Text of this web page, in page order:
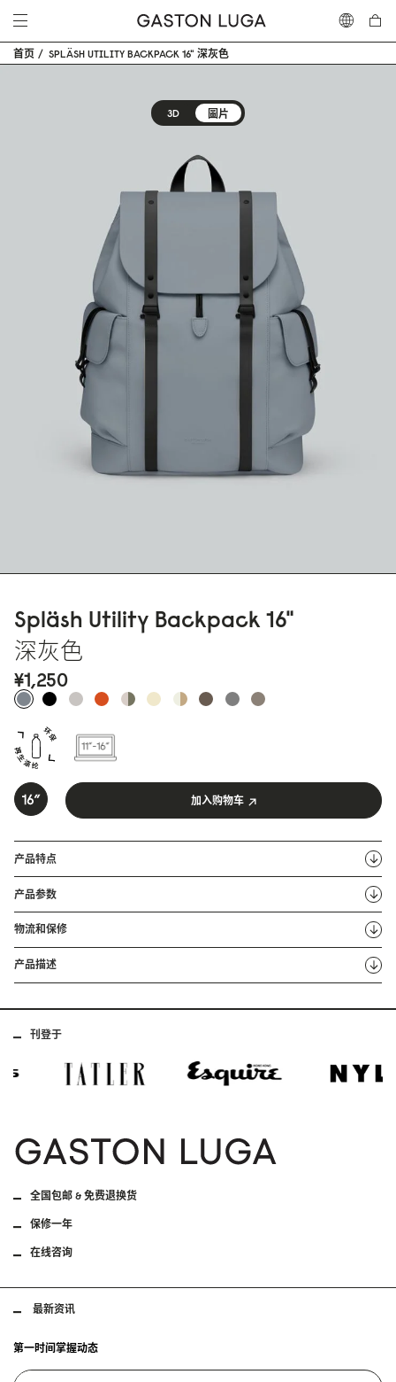
首页 SPLÄSH UTILITY BACKPACK 16" 深灰色
Spläsh Utility Backpack 16"
深灰色
¥1,250
加入购物车
产品特点
产品参数
物流和保修
产品描述
3D 圖片
刊登于
全国包邮 & 免费退换货
保修一年
在线咨询
最新资讯
第一时间掌握动态